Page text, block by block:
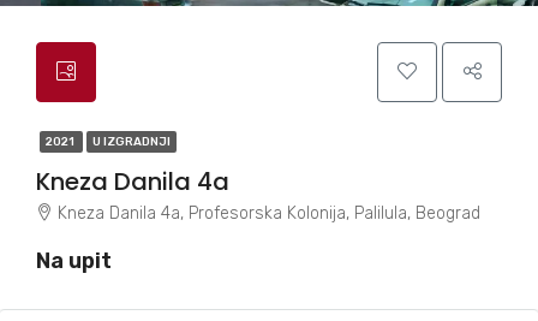
2021 U IZGRADNJI
Kneza Danila 4a
Kneza Danila 4a, Profesorska Kolonija, Palilula, Beograd
Na upit